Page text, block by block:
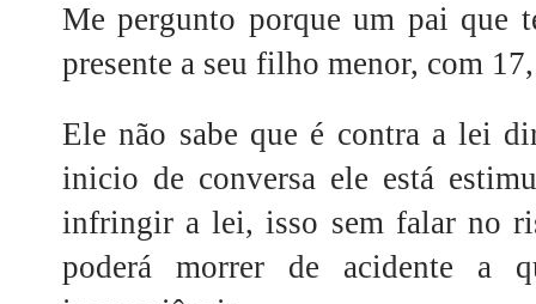
Me pergunto porque um pai que
presente a seu filho menor, com
Ele não sabe que é contra a lei
inicio de conversa ele está
infringir a lei, isso sem falar no
poderá morrer de acidente a